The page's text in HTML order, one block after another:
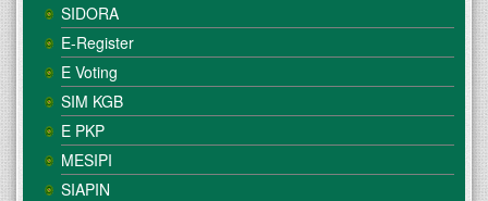
SIDORA
E-Register
E Voting
SIM KGB
E PKP
MESIPI
SIAPIN